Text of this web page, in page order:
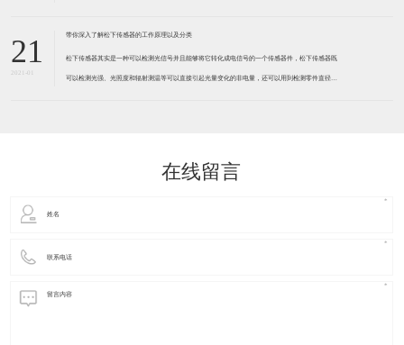
器是利用相应材料的浆料，涂覆在陶瓷基片上
21
2021-01
带你深入了解松下传感器的工作原理以及分类
松下传感器其实是一种可以检测光信号并且能够将它转化成电信号的一个传感器件，松下传感器既
可以检测光强、光照度和辐射测温等可以直接引起光量变化的非电量，还可以用到检测零件直径、
在线留言